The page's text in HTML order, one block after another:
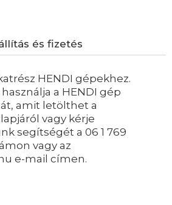
és fizetés
HENDI gépekhez.
a HENDI gép
amit letölthet a
vagy kérje
segítségét a 06 1 769
vagy az
e-mail címen.